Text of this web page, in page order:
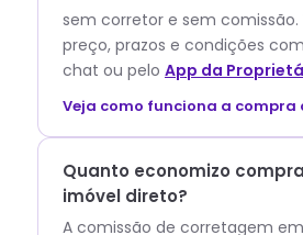
sem corretor e sem comissão.
preço, prazos e condições com
chat ou pelo App da
Veja como funciona a
Quanto economizo
imóvel direto?
A comissão de corretagem